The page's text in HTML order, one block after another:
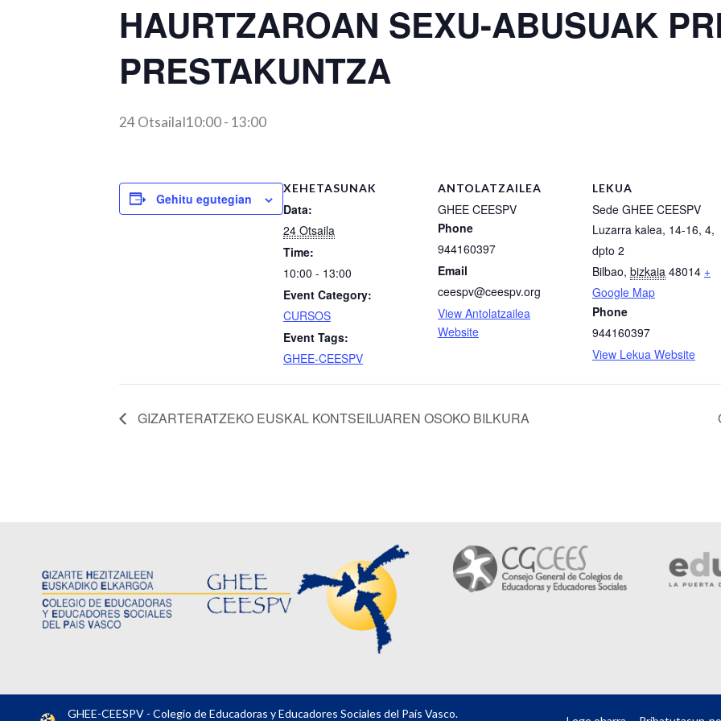
HAURTZAROAN SEXU-ABUSUAK
PRESTAKUNTZA
24 OtsailaI10:00- 13:00
Gehitu egutegian
XEHETASUNAK
Data:
24 Otsaila
Time:
10:00 - 13:00
Event Category:
CURSOS
Event Tags:
GHEE-CEESPV
ANTOLATZAILEA
GHEE CEESPV
Phone
944160397
Email
ceespv@ceespv.org
View Antolatzailea
Website
LEKUA
Sede GHEE CEESPV
Luzarra kalea, 14-16, 4,
dpto 2
Bilbao, bizkaia 48014 +
Google Map
Phone
944160397
View Lekua Website
GIZARTERATZEKO EUSKAL KONTSEILUAREN OSOKO BILKURA
GHEE-CEESPV - Colegio de Educadoras y Educadores Sociales del País Vasco.